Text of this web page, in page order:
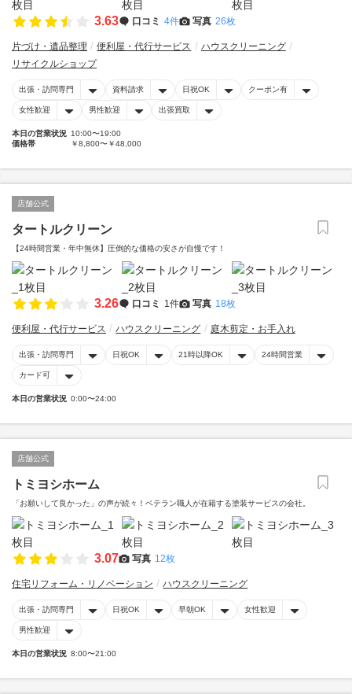
3.63 口コミ 4件 写真 26枚
片づけ・遺品整理 便利屋・代行サービス
ハウスクリーニング
リサイクルショップ
出張・訪問専門 資料請求 日祝OK クーポン有
女性歓迎 男性歓迎 出張買取
本日の営業状況 10:00〜19:00
価格帯
￥8,800〜￥48,000
店舗公式
タートルクリーン
【24時間営業・年中無休】圧倒的な価格の安さが自慢です！
3.26 口コミ 1件 写真 18枚
便利屋・代行サービス ハウスクリーニング 庭木剪定・お手入れ
出張・訪問専門 日祝OK 21時以降OK 24時間営業
カード可
本日の営業状況 0:00〜24:00
店舗公式
トミヨシホーム
「お願いして良かった」の声が続々！ベテラン職人が在籍する塗装サービスの会社。
3.07 写真 12枚
住宅リフォーム・リノベーション ハウスクリーニング
出張・訪問専門 日祝OK 早朝OK 女性歓迎
男性歓迎
本日の営業状況 8:00〜21:00